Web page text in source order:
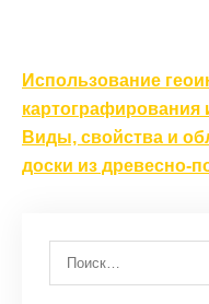
Навигация
по
записям
Использование
картографирования
Виды, свойства и
доски из древесно-